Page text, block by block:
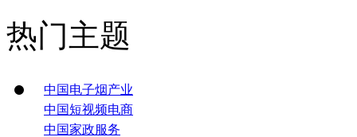
热门主题
中国电子烟产业
中国短视频电商
中国家政服务